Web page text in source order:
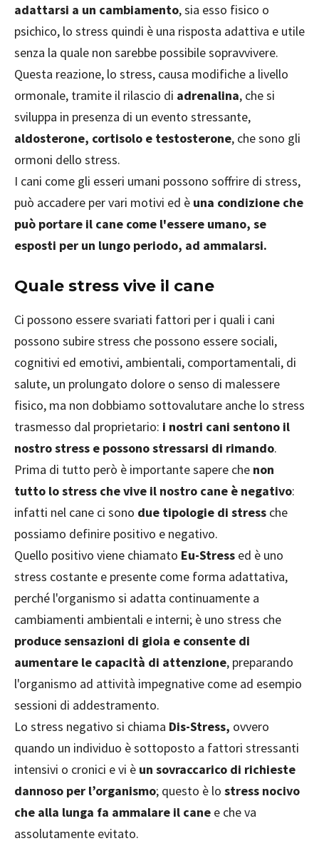
adattarsi a un cambiamento, sia esso fisico o
psichico, lo stress quindi è una risposta adattiva e utile
senza la quale non sarebbe possibile sopravvivere.
Questa reazione, lo stress, causa modifiche a livello
ormonale, tramite il rilascio di adrenalina, che si
sviluppa in presenza di un evento stressante,
aldosterone, cortisolo e testosterone, che sono gli
ormoni dello stress.
I cani come gli esseri umani possono soffrire di stress,
può accadere per vari motivi ed è una condizione che
può portare il cane come l'essere umano, se
esposti per un lungo periodo, ad ammalarsi.
Quale stress vive il cane
Ci possono essere svariati fattori per i quali i cani
possono subire stress che possono essere sociali,
cognitivi ed emotivi, ambientali, comportamentali, di
salute, un prolungato dolore o senso di malessere
fisico, ma non dobbiamo sottovalutare anche lo stress
trasmesso dal proprietario: i nostri cani sentono il
nostro stress e possono stressarsi di rimando.
Prima di tutto però è importante sapere che non
tutto lo stress che vive il nostro cane è negativo:
infatti nel cane ci sono due tipologie di stress che
possiamo definire positivo e negativo.
Quello positivo viene chiamato Eu-Stress ed è uno
stress costante e presente come forma adattativa,
perché l'organismo si adatta continuamente a
cambiamenti ambientali e interni; è uno stress che
produce sensazioni di gioia e consente di
aumentare le capacità di attenzione, preparando
l'organismo ad attività impegnative come ad esempio
sessioni di addestramento.
Lo stress negativo si chiama Dis-Stress, ovvero
quando un individuo è sottoposto a fattori stressanti
intensivi o cronici e vi è un sovraccarico di richieste
dannoso per l’organismo; questo è lo stress nocivo
che alla lunga fa ammalare il cane e che va
assolutamente evitato.